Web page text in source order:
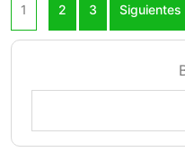
1 2 3 Siguientes